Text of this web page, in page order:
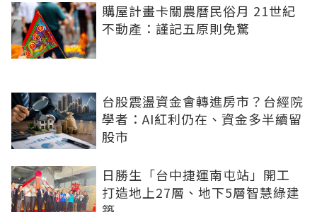
購屋計畫卡關農曆民俗月 21世紀
不動產：謹記五原則免驚
台股震盪資金會轉進房市？台經院
學者：AI紅利仍在、資金多半續留
股市
日勝生「台中捷運南屯站」開工
打造地上27層、地下5層智慧綠建